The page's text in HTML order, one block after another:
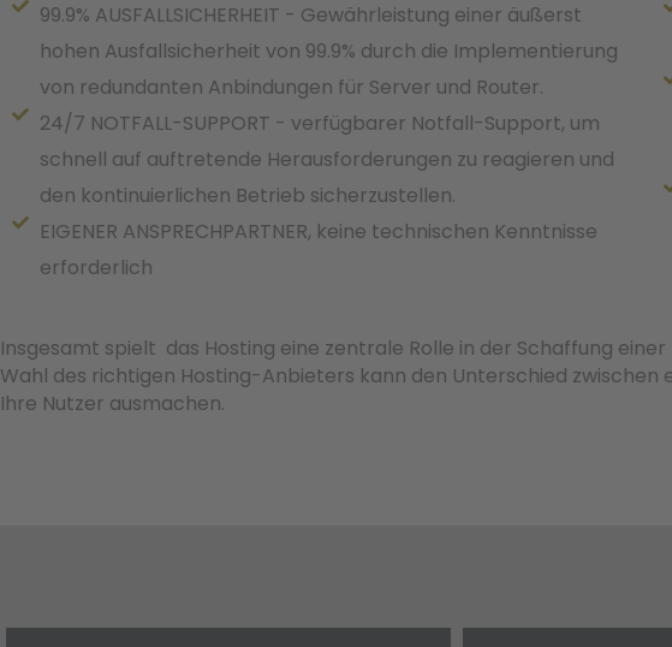
99.9% AUSFALLSICHERHEIT - Gewährleistung einer äußerst
hohen Ausfallsicherheit von 99.9% durch die Implementierung
von redundanten Anbindungen für Server und Router.
24/7 NOTFALL-SUPPORT - verfügbarer Notfall-Support, um
schnell auf auftretende Herausforderungen zu reagieren und
den kontinuierlichen Betrieb sicherzustellen.
EIGENER ANSPRECHPARTNER, keine technischen Kenntnisse
erforderlich
Insgesamt spielt das Hosting eine zentrale Rolle in der Schaffung
Wahl des richtigen Hosting-Anbieters kann den Unterschied
Ihre Nutzer ausmachen.